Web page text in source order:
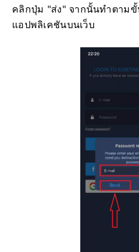
คลิกปุ่ม "ส่ง" จากนั้นทำตาม
แอปพลิเคชันบนเว็บ